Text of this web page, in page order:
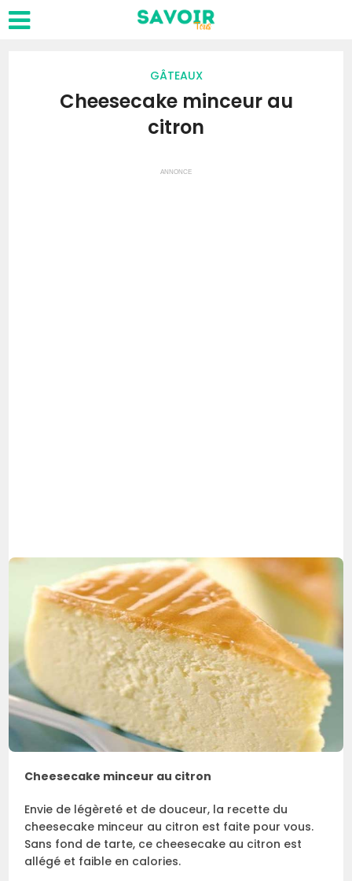
GÂTEAUX
Cheesecake minceur au
citron
ANNONCE
Cheesecake minceur au citron
Envie de légèreté et de douceur, la recette du
cheesecake minceur au citron est faite pour vous.
Sans fond de tarte, ce cheesecake au citron est
allégé et faible en calories.